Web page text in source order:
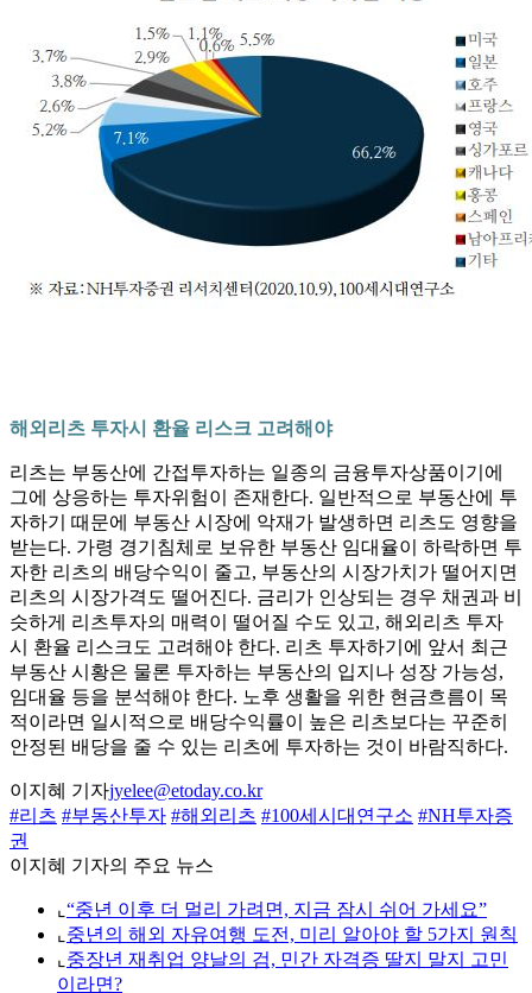
해외리츠 투자시 환율 리스크 고려해야
리츠는 부동산에 간접투자하는 일종의 금융투자상품이기에
그에 상응하는 투자위험이 존재한다. 일반적으로 부동산에 투
자하기 때문에 부동산 시장에 악재가 발생하면 리츠도 영향을
받는다. 가령 경기침체로 보유한 부동산 임대율이 하락하면 투
자한 리츠의 배당수익이 줄고, 부동산의 시장가치가 떨어지면
리츠의 시장가격도 떨어진다. 금리가 인상되는 경우 채권과 비
슷하게 리츠투자의 매력이 떨어질 수도 있고, 해외리츠 투자
시 환율 리스크도 고려해야 한다. 리츠 투자하기에 앞서 최근
부동산 시황은 물론 투자하는 부동산의 입지나 성장 가능성,
임대율 등을 분석해야 한다. 노후 생활을 위한 현금흐름이 목
적이라면 일시적으로 배당수익률이 높은 리츠보다는 꾸준히
안정된 배당을 줄 수 있는 리츠에 투자하는 것이 바람직하다.
이지혜 기자jyelee@etoday.co.kr
#리츠 #부동산투자 #해외리츠 #100세시대연구소 #NH투자증
권
이지혜 기자의 주요 뉴스
⌞ “중년 이후 더 멀리 가려면, 지금 잠시 쉬어 가세요”
⌞ 중년의 해외 자유여행 도전, 미리 알아야 할 5가지 원칙
⌞ 중장년 재취업 양날의 검, 민간 자격증 딸지 말지 고민
이라면?